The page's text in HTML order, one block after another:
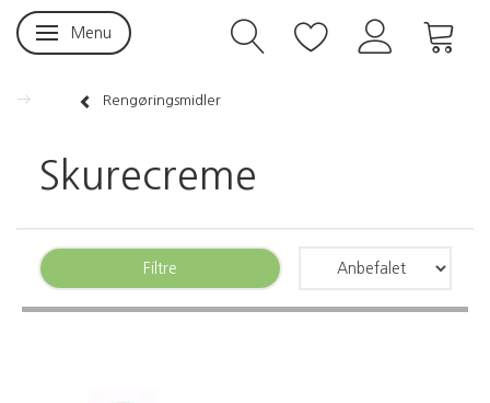
Skifte navigation
Menu
Rengøringsmidler
Skurecreme
Filtre